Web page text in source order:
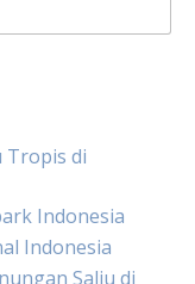
Tropis di
Indonesia
Indonesia
Salju di